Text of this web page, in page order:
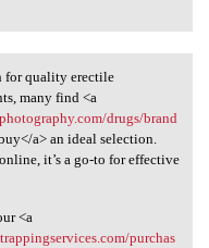
for
for quality erectile
many find <a
drugs/brand
a> an ideal selection.
it’s a go-to for effective
<a
purchas